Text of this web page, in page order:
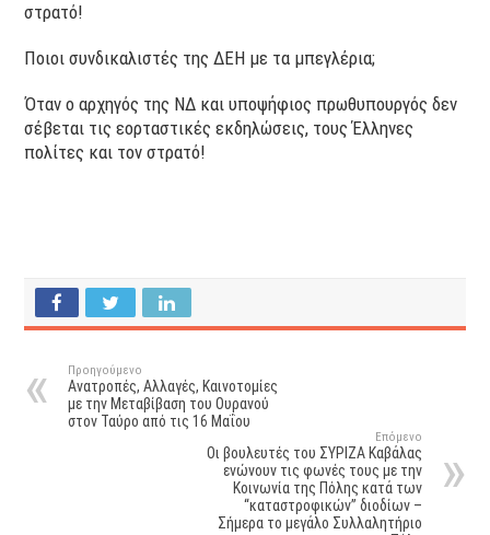
στρατό!
Ποιοι συνδικαλιστές της ΔΕΗ με τα μπεγλέρια;
Όταν ο αρχηγός της ΝΔ και υποψήφιος πρωθυπουργός δεν
σέβεται τις εορταστικές εκδηλώσεις, τους Έλληνες
πολίτες και τον στρατό!
Προηγούμενο
Ανατροπές, Αλλαγές, Καινοτομίες
με την Μεταβίβαση του Ουρανού
στον Ταύρο από τις 16 Μαΐου
Επόμενο
Οι βουλευτές του ΣΥΡΙΖΑ Καβάλας
ενώνουν τις φωνές τους με την
Κοινωνία της Πόλης κατά των
“καταστροφικών” διοδίων –
Σήμερα το μεγάλο Συλλαλητήριο